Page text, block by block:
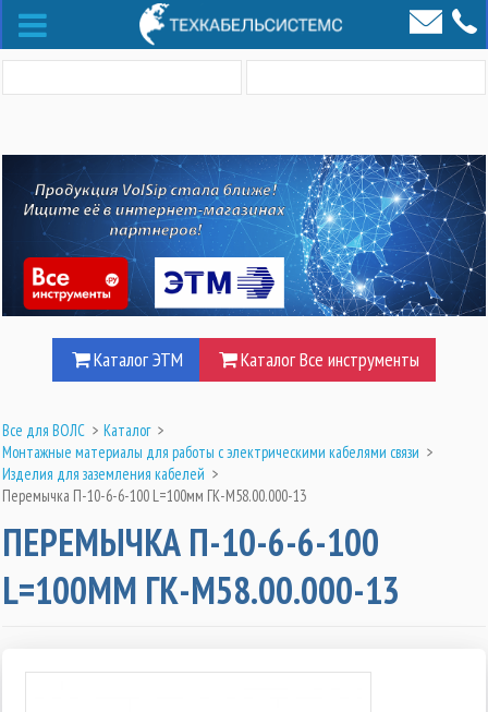
Каталог ЭТМ Каталог Все инструменты
Все для ВОЛС > Каталог >
Монтажные материалы для работы с электрическими кабелями связи >
Изделия для заземления кабелей >
Перемычка П-10-6-6-100 L=100мм ГК-М58.00.000-13
ПЕРЕМЫЧКА П-10-6-6-100
L=100ММ ГК-М58.00.000-13